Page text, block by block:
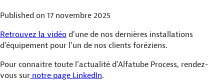
Published on 17 novembre 2025
Retrouvez la vidéo d’une de nos dernières installations
d’équipement pour l’un de nos clients foréziens.
Pour connaitre toute l’actualité d’Alfatube Process, rendez-
vous sur notre page LinkedIn.